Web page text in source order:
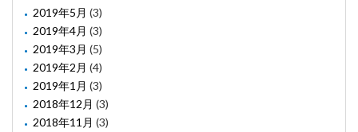
2019年5月 (3)
2019年4月 (3)
2019年3月 (5)
2019年2月 (4)
2019年1月 (3)
2018年12月 (3)
2018年11月 (3)